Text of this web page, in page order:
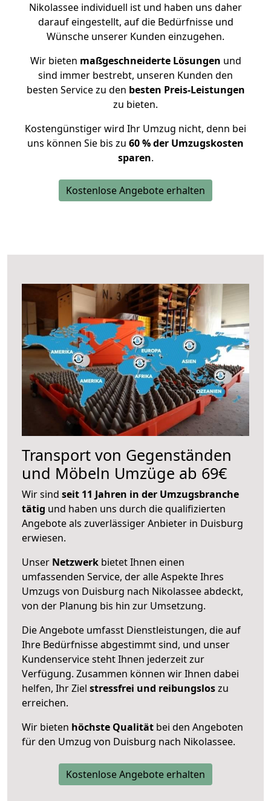
Nikolassee individuell ist und haben uns daher
darauf eingestellt, auf die Bedürfnisse und
Wünsche unserer Kunden einzugehen.
Wir bieten maßgeschneiderte Lösungen und
sind immer bestrebt, unseren Kunden den
besten Service zu den besten Preis-Leistungen
zu bieten.
Kostengünstiger wird Ihr Umzug nicht, denn bei
uns können Sie bis zu 60 % der Umzugskosten
sparen.
Kostenlose Angebote erhalten
Transport von Gegenständen
und Möbeln Umzüge ab 69€
Wir sind seit 11 Jahren in der Umzugsbranche
tätig und haben uns durch die qualifizierten
Angebote als zuverlässiger Anbieter in Duisburg
erwiesen.
Unser Netzwerk bietet Ihnen einen
umfassenden Service, der alle Aspekte Ihres
Umzugs von Duisburg nach Nikolassee abdeckt,
von der Planung bis hin zur Umsetzung.
Die Angebote umfasst Dienstleistungen, die auf
Ihre Bedürfnisse abgestimmt sind, und unser
Kundenservice steht Ihnen jederzeit zur
Verfügung. Zusammen können wir Ihnen dabei
helfen, Ihr Ziel stressfrei und reibungsloszu
erreichen.
Wir bieten höchste Qualität bei den Angeboten
für den Umzug von Duisburg nach Nikolassee.
Kostenlose Angebote erhalten